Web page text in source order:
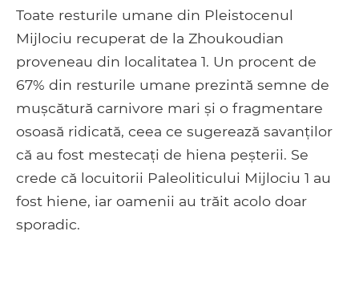
Toate resturile umane din Pleistocenul
Mijlociu recuperat de la Zhoukoudian
proveneau din localitatea 1. Un procent de
67% din resturile umane prezintă semne de
mușcătură carnivore mari și o fragmentare
osoasă ridicată, ceea ce sugerează savanților
că au fost mestecați de hiena peșterii. Se
crede că locuitorii Paleoliticului Mijlociu 1 au
fost hiene, iar oamenii au trăit acolo doar
sporadic.